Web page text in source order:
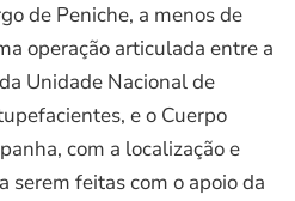
de Peniche, a menos de
operação articulada entre a
Unidade Nacional de
e o Cuerpo
com a localização e
serem feitas com o apoio da